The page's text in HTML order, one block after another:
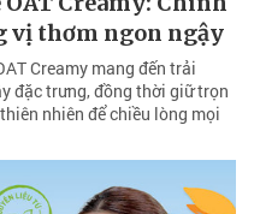
vị thơm ngon ngậy
Creamy mang đến trải
đặc trưng, đồng thời giữ trọn
nhiên để chiều lòng mọi